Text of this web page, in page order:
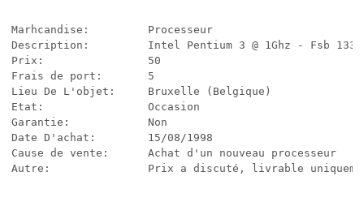
Marhcandise:         Processeur
Description:         Intel Pentium 3 @ 1Ghz - Fsb 133 -
Prix:                50
Frais de port:       5
Lieu De L'objet:     Bruxelle (Belgique)
Etat:                Occasion
Garantie:            Non
Date D'achat:        15/08/1998
Cause de vente:      Achat d'un nouveau processeur
Autre:               Prix a discuté, livrable